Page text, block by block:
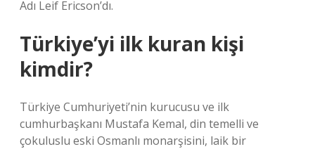
Adı Leif Ericson’dı.
Türkiye’yi ilk kuran kişi
kimdir?
Türkiye Cumhuriyeti’nin kurucusu ve ilk
cumhurbaşkanı Mustafa Kemal, din temelli ve
çokuluslu eski Osmanlı monarşisini, laik bir